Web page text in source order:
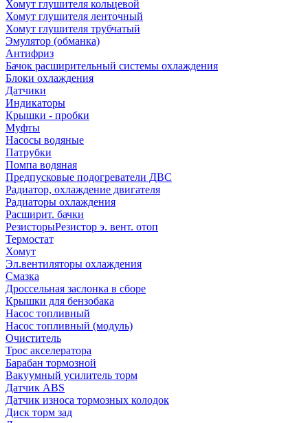
Хомут глушителя кольцевой
Хомут глушителя ленточный
Хомут глушителя трубчатый
Эмулятор (обманка)
Антифриз
Бачок расширительный системы охлаждения
Блоки охлаждения
Датчики
Индикаторы
Крышки - пробки
Муфты
Насосы водяные
Патрубки
Помпа водяная
Предпусковые подогреватели ДВС
Радиатор, охлаждение двигателя
Радиаторы охлаждения
Расширит. бачки
РезисторыРезистор э. вент. отоп
Термостат
Хомут
Эл.вентиляторы охлаждения
Смазка
Дроссельная заслонка в сборе
Крышки для бензобака
Насос топливный
Насос топливный (модуль)
Очиститель
Трос акселератора
Барабан тормозной
Вакуумный усилитель торм
Датчик ABS
Датчик износа тормозных колодок
Диск торм зад